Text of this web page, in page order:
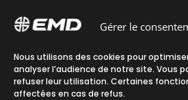
Gérer le
Nous utilisons des cookies pour
analyser l’audience de notre site. Vous
refuser leur utilisation. Certaines
affectées en cas de refus.
SE
Accueil|Plan du site|
Confidentialité|CGV